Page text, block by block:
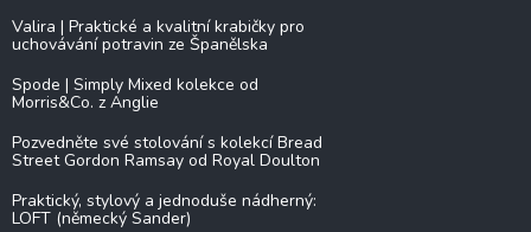
Valira | Praktické a kvalitní krabičky pro
uchovávání potravin ze Španělska
Spode | Simply Mixed kolekce od
Morris&Co. z Anglie
Pozvedněte své stolování s kolekcí Bread
Street Gordon Ramsay od Royal Doulton
Praktický, stylový a jednoduše nádherný:
LOFT (německý Sander)